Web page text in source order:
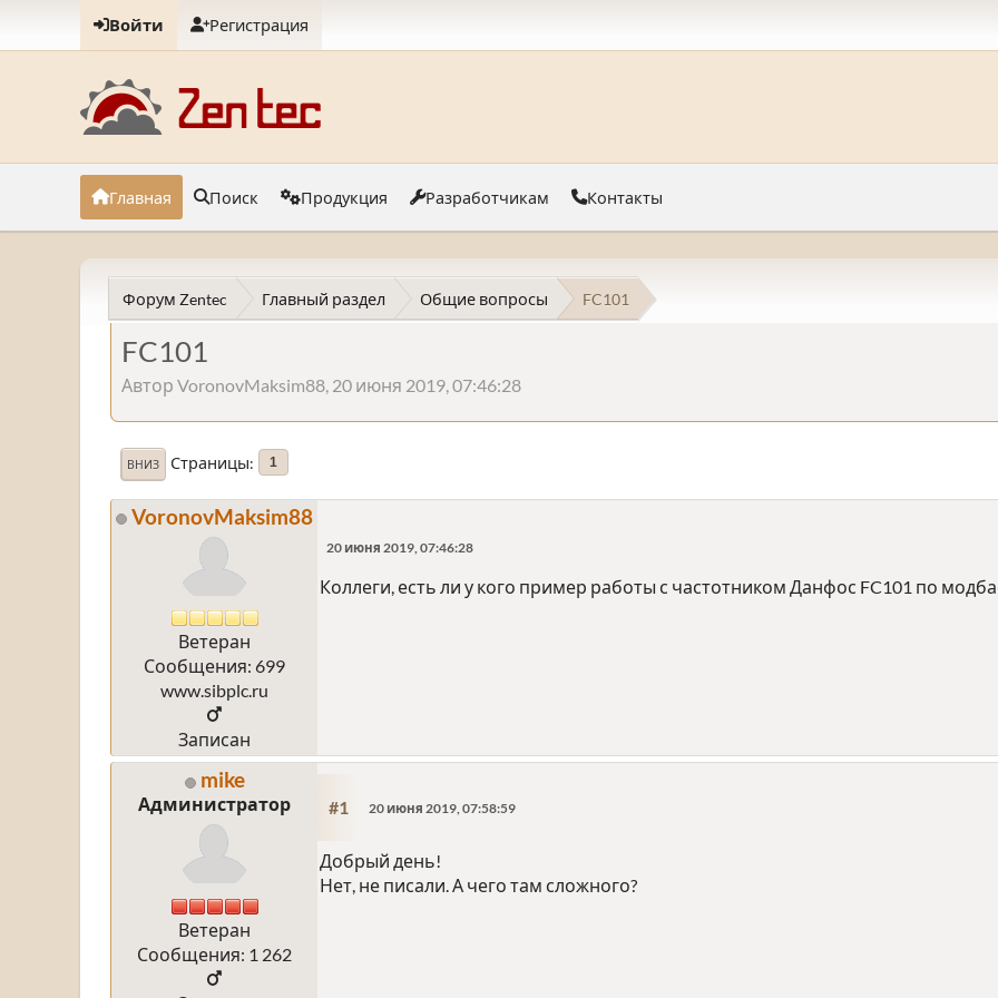
Войти Регистрация
Главная Поиск Продукция Разработчикам Контакты
Форум Zentec Главный раздел Общие вопросы FC101
FC101
Автор VoronovMaksim88, 20 июня 2019, 07:46:28
ВНИЗ Страницы 1
VoronovMaksim88
Ветеран
Сообщения: 699
www.sibplc.ru
Записан
20 июня 2019, 07:46:28
Коллеги, есть ли у кого пример работы с частотником Данфос FC101 по
mike
Администратор
Ветеран
Сообщения: 1 262
#1 20 июня 2019, 07:58:59
Добрый день!
Нет, не писали. А чего там сложного?